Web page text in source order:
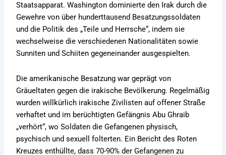
Staatsapparat. Washington dominierte den Irak durch die
Gewehre von über hunderttausend Besatzungssoldaten
und die Politik des „Teile und Herrsche“, indem sie
wechselweise die verschiedenen Nationalitäten sowie
Sunniten und Schiiten gegeneinander ausgespielten.
Die amerikanische Besatzung war geprägt von
Gräueltaten gegen die irakische Bevölkerung. Regelmäßig
wurden willkürlich irakische Zivilisten auf offener Straße
verhaftet und im berüchtigten Gefängnis Abu Ghraib
„verhört“, wo Soldaten die Gefangenen physisch,
psychisch und sexuell folterten. Ein Bericht des Roten
Kreuzes enthüllte, dass 70-90% der Gefangenen zu